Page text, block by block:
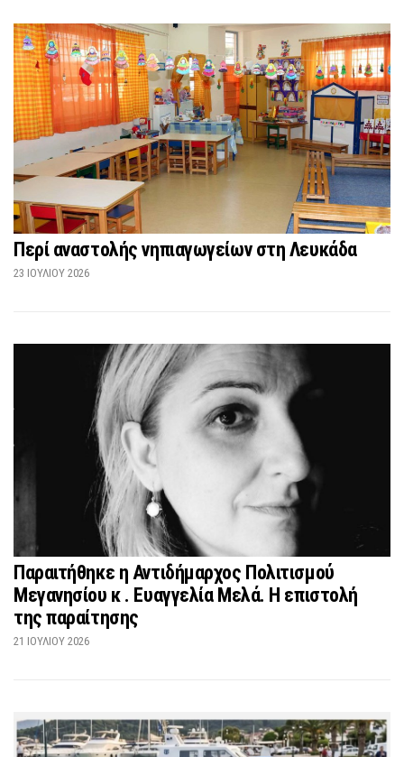
Περί αναστολής νηπιαγωγείων στη Λευκάδα
23 ΙΟΥΛΊΟΥ 2026
Παραιτήθηκε η Αντιδήμαρχος Πολιτισμού
Μεγανησίου κ . Ευαγγελία Μελά. Η επιστολή
της παραίτησης
21 ΙΟΥΛΊΟΥ 2026